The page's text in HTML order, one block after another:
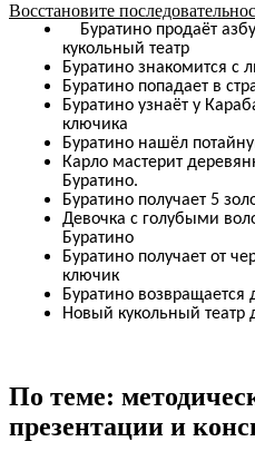
Восстановите
Буратино продаёт
кукольный театр
Буратино знакомится с
Буратино попадает в
Буратино узнаёт у
ключика
Буратино нашёл
Карло мастерит
Буратино.
Буратино получает 5
Девочка с голубыми
Буратино
Буратино получает от
ключик
Буратино возвращается
Новый кукольный театр
По теме:
презентации и